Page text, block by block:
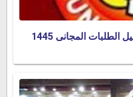
المجانى 1445